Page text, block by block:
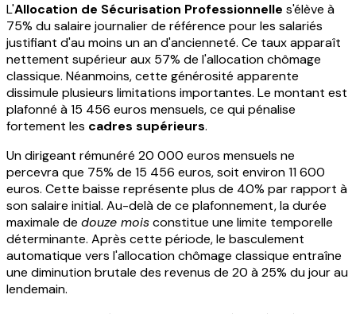
L'Allocation de Sécurisation Professionnelle s'élève à
75% du salaire journalier de référence pour les salariés
justifiant d'au moins un an d'ancienneté. Ce taux apparaît
nettement supérieur aux 57% de l'allocation chômage
classique. Néanmoins, cette générosité apparente
dissimule plusieurs limitations importantes. Le montant est
plafonné à 15 456 euros mensuels, ce qui pénalise
fortement les cadres supérieurs.
Un dirigeant rémunéré 20 000 euros mensuels ne
percevra que 75% de 15 456 euros, soit environ 11 600
euros. Cette baisse représente plus de 40% par rapport à
son salaire initial. Au-delà de ce plafonnement, la durée
maximale de douze moisconstitue une limite temporelle
déterminante. Après cette période, le basculement
automatique vers l'allocation chômage classique entraîne
une diminution brutale des revenus de 20 à 25% du jour au
lendemain.